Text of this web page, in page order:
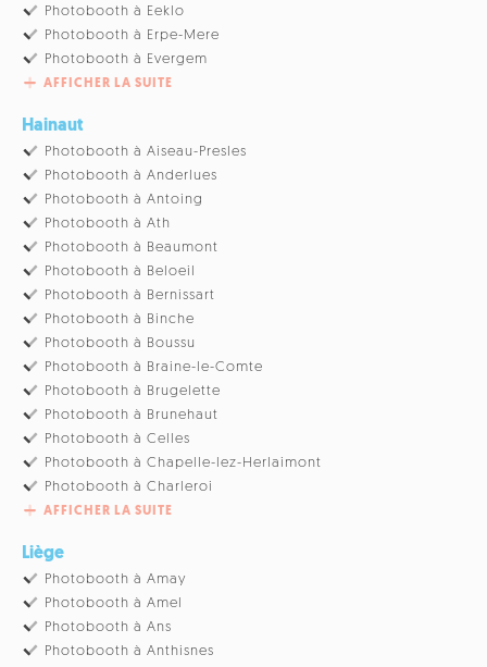
Photobooth à Eeklo
Photobooth à Erpe-Mere
Photobooth à Evergem
AFFICHER LA SUITE
Hainaut
Photobooth à Aiseau-Presles
Photobooth à Anderlues
Photobooth à Antoing
Photobooth à Ath
Photobooth à Beaumont
Photobooth à Beloeil
Photobooth à Bernissart
Photobooth à Binche
Photobooth à Boussu
Photobooth à Braine-le-Comte
Photobooth à Brugelette
Photobooth à Brunehaut
Photobooth à Celles
Photobooth à Chapelle-lez-Herlaimont
Photobooth à Charleroi
AFFICHER LA SUITE
Liège
Photobooth à Amay
Photobooth à Amel
Photobooth à Ans
Photobooth à Anthisnes